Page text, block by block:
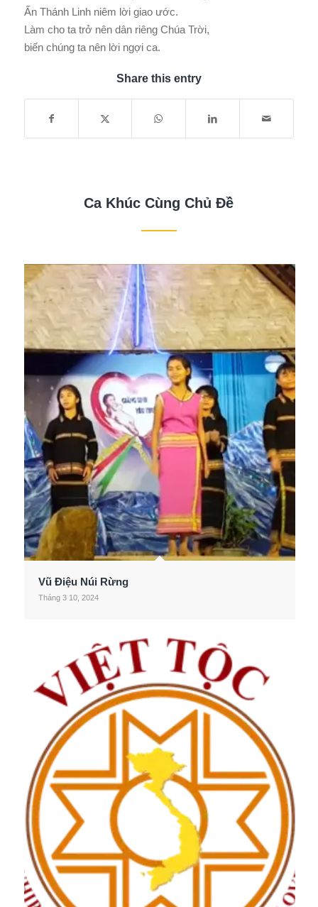
Ấn Thánh Linh niêm lời giao ước.
Làm cho ta trở nên dân riêng Chúa Trời,
biến chúng ta nên lời ngợi ca.
Share this entry
Ca Khúc Cùng Chủ Đề
Vũ Điệu Núi Rừng
Tháng 3 10, 2024